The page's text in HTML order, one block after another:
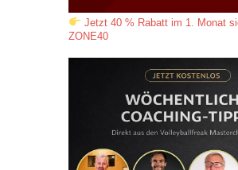
Jetzt 40 % Rabatt im 1. Monat
ZONE40